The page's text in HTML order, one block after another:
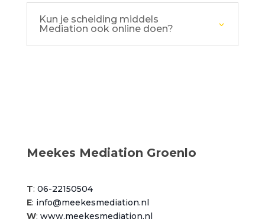
Kun je scheiding middels
Mediation ook online doen?
Meekes Mediation Groenlo
T: 06-22150504
E: info@meekesmediation.nl
W: www.meekesmediation.nl